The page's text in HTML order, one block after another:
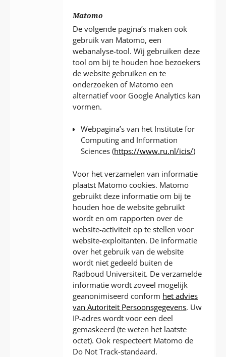
Matomo
De volgende pagina’s maken ook
gebruik van Matomo, een
webanalyse-tool. Wij gebruiken deze
tool om bij te houden hoe bezoekers
de website gebruiken en te
onderzoeken of Matomo een
alternatief voor Google Analytics kan
vormen.
Webpagina’s van het Institute for
Computing and Information
Sciences (https://www.ru.nl/icis/)
Voor het verzamelen van informatie
plaatst Matomo cookies. Matomo
gebruikt deze informatie om bij te
houden hoe de website gebruikt
wordt en om rapporten over de
website-activiteit op te stellen voor
website-exploitanten. De informatie
over het gebruik van de website
wordt niet gedeeld buiten de
Radboud Universiteit. De verzamelde
informatie wordt zoveel mogelijk
geanonimiseerd conform het advies
van Autoriteit Persoonsgegevens. Uw
IP-adres wordt voor een deel
gemaskeerd (te weten het laatste
octet). Ook respecteert Matomo de
Do Not Track-standaard.